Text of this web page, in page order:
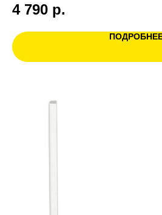
4 790 р.